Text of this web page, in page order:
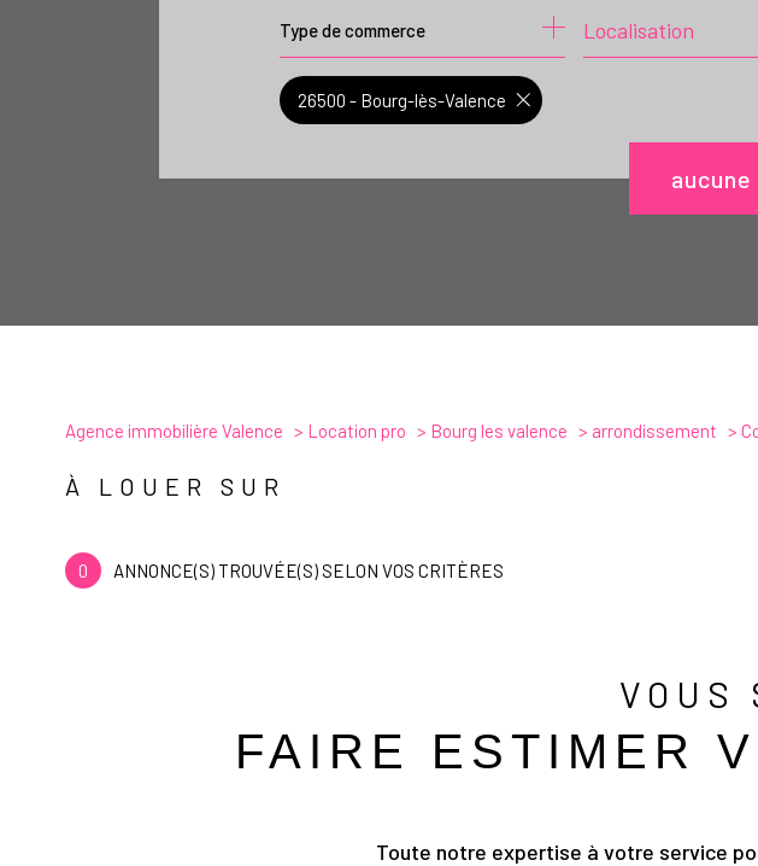
de l'ancien
du neuf
Type de commerce Localisation
26500 - Bourg-lès-Valence
Agence immobilière Valence Location pro Bourg les valence arrondissement
À LOUER SUR
0 ANNONCE(S) TROUVÉE(S) SELON VOS CRITÈRES
VOUS
FAIRE ESTIMER
Toute notre expertise à votre service